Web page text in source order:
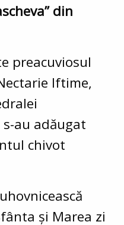
din
preacuviosul
Iftime,
au adăugat
chivot
și Marea zi